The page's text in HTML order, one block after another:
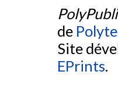
de
Site
EPrints.